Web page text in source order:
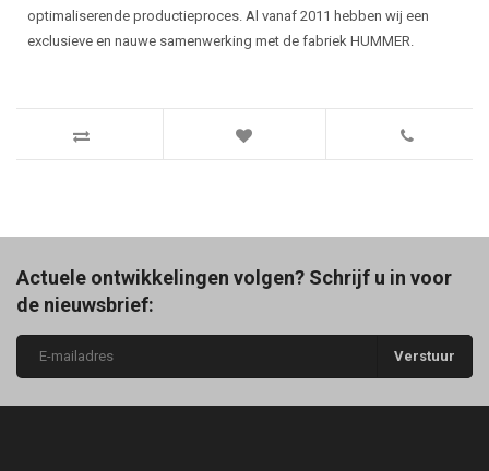
optimaliserende productieproces. Al vanaf 2011 hebben wij een
exclusieve en nauwe samenwerking met de fabriek HUMMER.
Actuele ontwikkelingen volgen? Schrijf u in voor
de nieuwsbrief:
Verstuur